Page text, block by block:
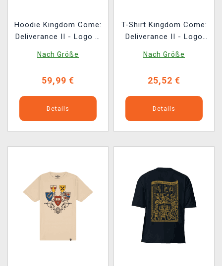
Hoodie Kingdom Come:
Deliverance II - Logo &
Nach Größe
59,99 €
Details
T-Shirt Kingdom Come:
Deliverance II - Logo
Nach Größe
25,52 €
Details